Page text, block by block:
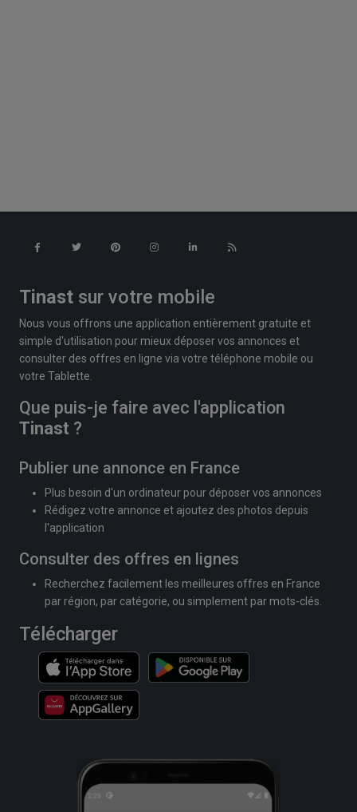
Tinast sur votre mobile
Nous vous offrons une application entièrement gratuite et
simple d'utilisation pour mieux déposer vos annonces et
consulter des offres en ligne via votre téléphone mobile ou
votre Tablette.
Que puis-je faire avec l'application
Tinast ?
Publier une annonce en France
Plus besoin d'un ordinateur pour déposer vos annonces
Rédigez votre annonce et ajoutez des photos depuis
l'application
Consulter des offres en lignes
Recherchez facilement les meilleures offres en France
par région, par catégorie, ou simplement par mots-clés.
Télécharger